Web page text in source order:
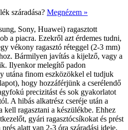
száradása? Megnézem »
Sony, Huawei) ragasztott
a piacra. Ezekről azt érdemes tudni,
vékony ragasztó réteggel (2-3 mm)
Bármilyen javítás a kijelző, vagy a
Ilyenkor melegítő padon
utána finom eszközökkel el tudjuk
hogy hozzáférjünk a cserélendő
precizitást és sok gyakorlatot
A hibás alkatrész cseréje után a
kell ragasztani a készülékbe. Ehhez
gyári ragasztócsíkokat és prést
alatt van 2-3 óra száradási ideje,